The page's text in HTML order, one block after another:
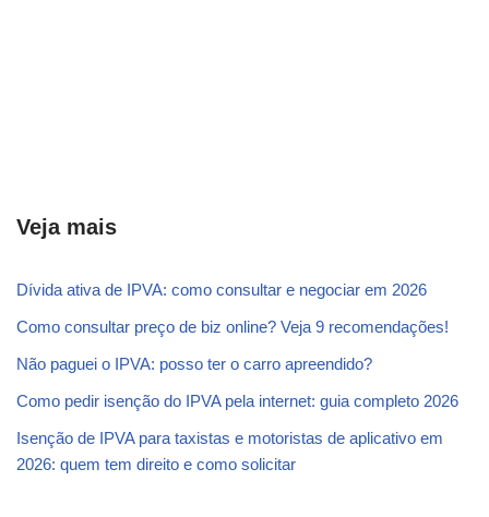
Veja mais
Dívida ativa de IPVA: como consultar e negociar em 2026
Como consultar preço de biz online? Veja 9 recomendações!
Não paguei o IPVA: posso ter o carro apreendido?
Como pedir isenção do IPVA pela internet: guia completo 2026
Isenção de IPVA para taxistas e motoristas de aplicativo em
2026: quem tem direito e como solicitar